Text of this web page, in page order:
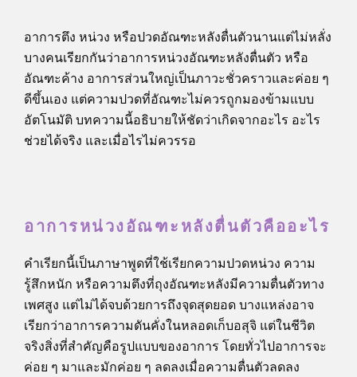
อาการตึง หน่วง หรือปวดอัณฑะหลังตื่นตัวนานแต่ไม่หลั่ง
บางคนเรียกกันว่าอาการหน่วงอัณฑะหลังตื่นตัว หรือ
อัณฑะค้าง อาการส่วนใหญ่เป็นภาวะชั่วคราวและค่อย ๆ
ดีขึ้นเอง แต่ความปวดที่อัณฑะไม่ควรถูกมองข้ามแบบ
อัตโนมัติ บทความนี้อธิบายให้ชัดว่าเกิดจากอะไร อะไร
ช่วยได้จริง และเมื่อไรไม่ควรรอ
อาการหน่วงอัณฑะหลังตื่นตัวคืออะไร
คำเรียกนี้เป็นภาษาพูดที่ใช้เรียกความปวดหน่วง ความ
รู้สึกหนัก หรือความตึงที่ถุงอัณฑะหลังมีความตื่นตัวทาง
เพศสูง แต่ไม่ได้จบด้วยการถึงจุดสุดยอด บางแหล่งอาจ
เรียกว่าอาการความดันคั่งในหลอดเก็บอสุจิ แต่ในชีวิต
จริงสิ่งที่สำคัญคือรูปแบบของอาการ โดยทั่วไปอาการจะ
ค่อย ๆ มาและมักค่อย ๆ ลดลงเมื่อความตื่นตัวลดลง